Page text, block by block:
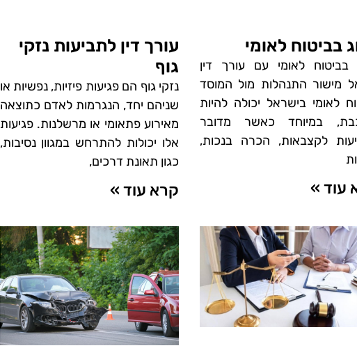
בביטוח לאומי
בביטוח לאומי עם עורך דין
מישור התנהלות מול המוסד
לאומי בישראל יכולה להיות
במיוחד כאשר מדובר
לקצבאות, הכרה בנכות,
עוד »
עורך דין לתביעות נזקי
גוף
נזקי גוף הם פגיעות פיזיות, נפשיות או
שניהם יחד, הנגרמות לאדם כתוצאה
מאירוע פתאומי או מרשלנות. פגיעות
אלו יכולות להתרחש במגוון נסיבות,
כגון תאונת דרכים,
קרא עוד »